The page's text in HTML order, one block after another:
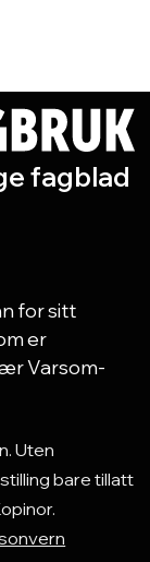
fagblad
for sitt
er
Varsom-
Uten
bare tillatt